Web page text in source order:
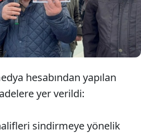
Cezaevi'ne gönderileceğini
hesabından yapılan
yer verildi:
sindirmeye yönelik